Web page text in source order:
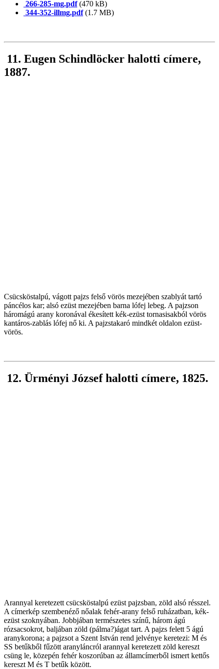
266-285-mg.pdf(470 kB)
344-352-illmg.pdf(1.7 MB)
11. Eugen Schindlöcker halotti címere,
1887.
Csücsköstalpú, vágott pajzs felső vörös mezejében szablyát tartó
páncélos kar; alsó ezüst mezejében barna lófej lebeg. A pajzson
háromágú arany koronával ékesített kék-ezüst tornasisakból vörös
kantáros-zablás lófej nő ki. A pajzstakaró mindkét oldalon ezüst-
vörös.
12. Ürményi József halotti címere, 1825.
Arannyal keretezett csücsköstalpú ezüst pajzsban, zöld alsó résszel.
A címerkép szembenéző nőalak fehér-arany felső ruházatban, kék-
ezüst szoknyában. Jobbjában természetes színű, három ágú
rózsacsokrot, baljában zöld (pálma?)ágat tart. A pajzs felett 5 ágú
aranykorona; a pajzsot a Szent István rend jelvénye keretezi: M és
SS betűkből fűzött aranyláncról arannyal keretezett zöld kereszt
csüng le, közepén fehér koszorúban az államcímerből ismert kettős
kereszt M és T betűk között.